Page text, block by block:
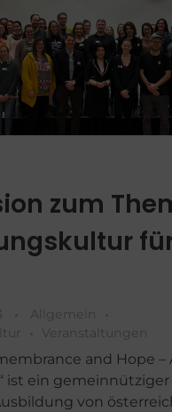
zum
Allgemein
Veranstaltungen
and Hope –
ist ein gemeinnütziger
von